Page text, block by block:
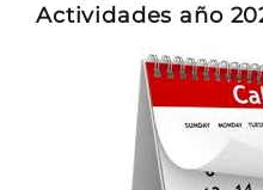
Actividades año